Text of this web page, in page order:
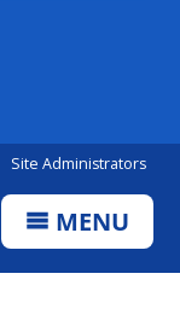
Site Administrators
MENU